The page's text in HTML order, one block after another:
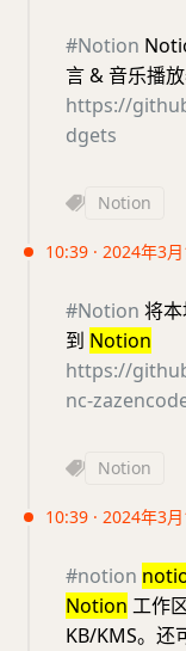
#Notion
言 & 音乐播
https://
dgets
Notion
10:39 · 2024年3
#Notion 将
到 Notion
https://
nc-
Notion
10:39 · 2024年3
#notion
Notion 工作
KB/KMS。还